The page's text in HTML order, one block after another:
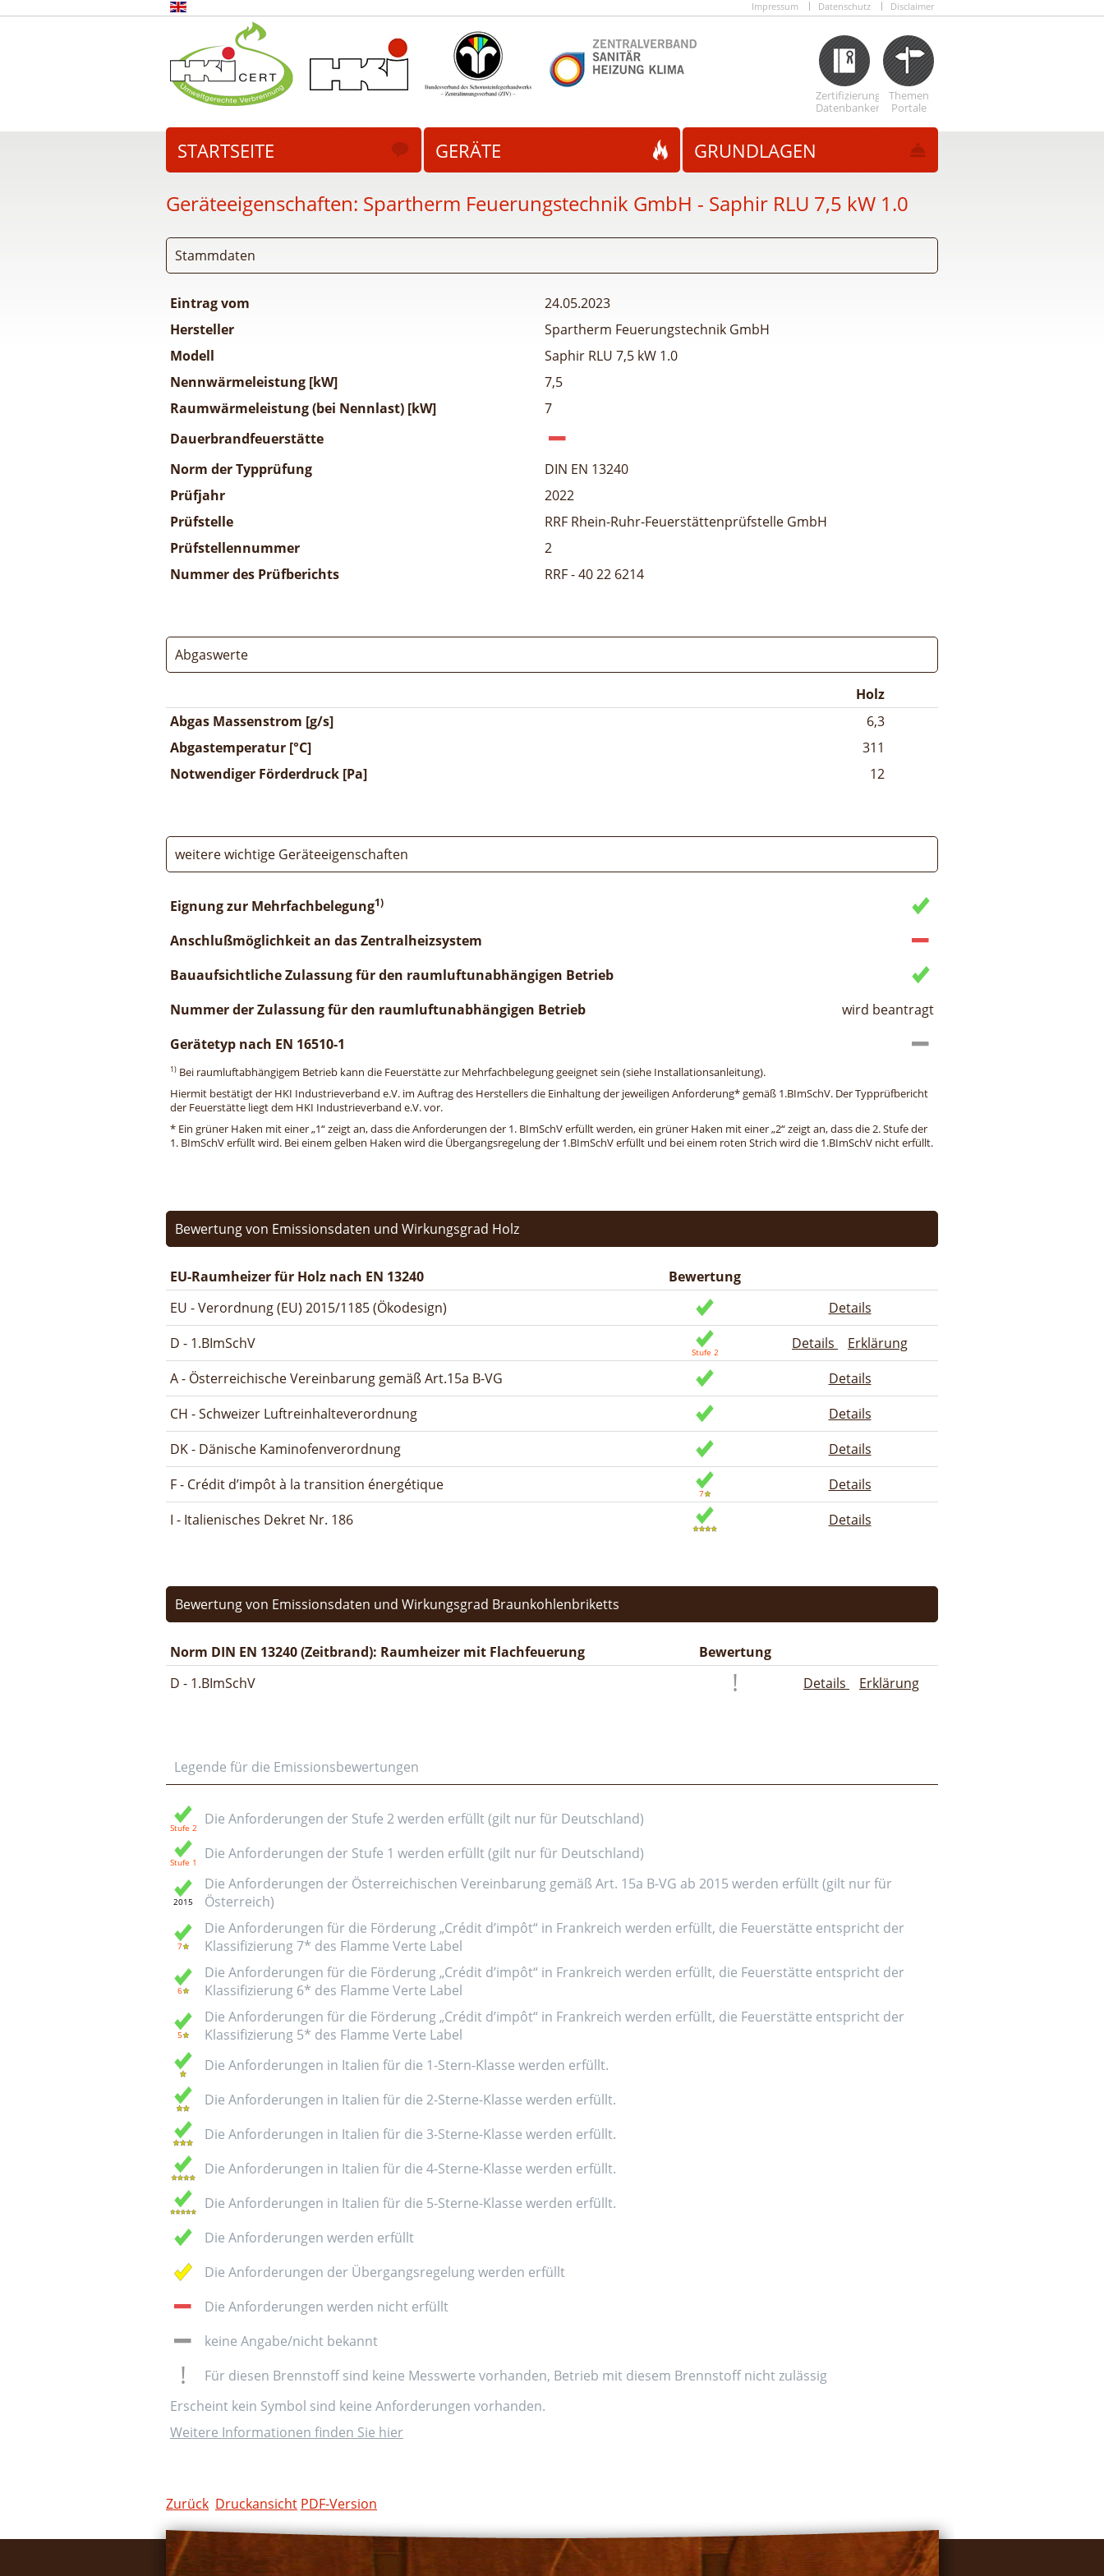
Impressum Datenschutz Disclaimer
Zertifizierungs
Datenbanken
Themen
Portale
STARTSEITE GERÄTE GRUNDLAGEN
Geräteeigenschaften: Spartherm Feuerungstechnik GmbH - Saphir RLU 7,5 kW 1.0
Stammdaten
Eintrag vom
24.05.2023
Hersteller
Spartherm Feuerungstechnik GmbH
Modell
Saphir RLU 7,5 kW 1.0
Nennwärmeleistung [kW]
7,5
Raumwärmeleistung (bei Nennlast) [kW]
7
Dauerbrandfeuerstätte
Norm der Typprüfung
DIN EN 13240
Prüfjahr
2022
Prüfstelle
RRF Rhein-Ruhr-Feuerstättenprüfstelle GmbH
Prüfstellennummer
2
Nummer des Prüfberichts
RRF - 40 22 6214
Abgaswerte
Holz
Abgas Massenstrom [g/s]
6,3
Abgastemperatur [°C]
311
Notwendiger Förderdruck [Pa]
12
weitere wichtige Geräteeigenschaften
Eignung zur Mehrfachbelegung1)
Anschlußmöglichkeit an das Zentralheizsystem
Bauaufsichtliche Zulassung für den raumluftunabhängigen Betrieb
Nummer der Zulassung für den raumluftunabhängigen Betrieb
wird beantragt
Gerätetyp nach EN 16510-1
1) Bei raumluftabhängigem Betrieb kann die Feuerstätte zur Mehrfachbelegung geeignet sein (siehe Installationsanleitung).
Hiermit bestätigt der HKI Industrieverband e.V. im Auftrag des Herstellers die Einhaltung der jeweiligen Anforderung* gemäß 1.BImSchV. Der Typprüfbericht
der Feuerstätte liegt dem HKI Industrieverband e.V. vor.
* Ein grüner Haken mit einer „1“ zeigt an, dass die Anforderungen der 1. BImSchV erfüllt werden, ein grüner Haken mit einer „2“ zeigt an, dass die 2. Stufe der
1. BImSchV erfüllt wird. Bei einem gelben Haken wird die Übergangsregelung der 1.BImSchV erfüllt und bei einem roten Strich wird die 1.BImSchV nicht erfüllt.
Bewertung von Emissionsdaten und Wirkungsgrad Holz
EU-Raumheizer für Holz nach EN 13240
Bewertung
EU - Verordnung (EU) 2015/1185 (Ökodesign)
Details
D - 1.BImSchV
Details
Erklärung
A - Österreichische Vereinbarung gemäß Art.15a B-VG
Details
CH - Schweizer Luftreinhalteverordnung
Details
DK - Dänische Kaminofenverordnung
Details
F - Crédit d’impôt à la transition énergétique
Details
I - Italienisches Dekret Nr. 186
Details
Bewertung von Emissionsdaten und Wirkungsgrad Braunkohlenbriketts
Norm DIN EN 13240 (Zeitbrand): Raumheizer mit Flachfeuerung
Bewertung
D - 1.BImSchV
Details Erklärung
Legende für die Emissionsbewertungen
Die Anforderungen der Stufe 2 werden erfüllt (gilt nur für Deutschland)
Die Anforderungen der Stufe 1 werden erfüllt (gilt nur für Deutschland)
Die Anforderungen der Österreichischen Vereinbarung gemäß Art. 15a B-VG ab 2015 werden erfüllt (gilt nur für
Österreich)
Die Anforderungen für die Förderung „Crédit d’impôt“ in Frankreich werden erfüllt, die Feuerstätte entspricht der
Klassifizierung 7* des Flamme Verte Label
Die Anforderungen für die Förderung „Crédit d’impôt“ in Frankreich werden erfüllt, die Feuerstätte entspricht der
Klassifizierung 6* des Flamme Verte Label
Die Anforderungen für die Förderung „Crédit d’impôt“ in Frankreich werden erfüllt, die Feuerstätte entspricht der
Klassifizierung 5* des Flamme Verte Label
Die Anforderungen in Italien für die 1-Stern-Klasse werden erfüllt.
Die Anforderungen in Italien für die 2-Sterne-Klasse werden erfüllt.
Die Anforderungen in Italien für die 3-Sterne-Klasse werden erfüllt.
Die Anforderungen in Italien für die 4-Sterne-Klasse werden erfüllt.
Die Anforderungen in Italien für die 5-Sterne-Klasse werden erfüllt.
Die Anforderungen werden erfüllt
Die Anforderungen der Übergangsregelung werden erfüllt
Die Anforderungen werden nicht erfüllt
keine Angabe/nicht bekannt
Für diesen Brennstoff sind keine Messwerte vorhanden, Betrieb mit diesem Brennstoff nicht zulässig
Erscheint kein Symbol sind keine Anforderungen vorhanden.
Weitere Informationen finden Sie hier
Zurück Druckansicht PDF-Version